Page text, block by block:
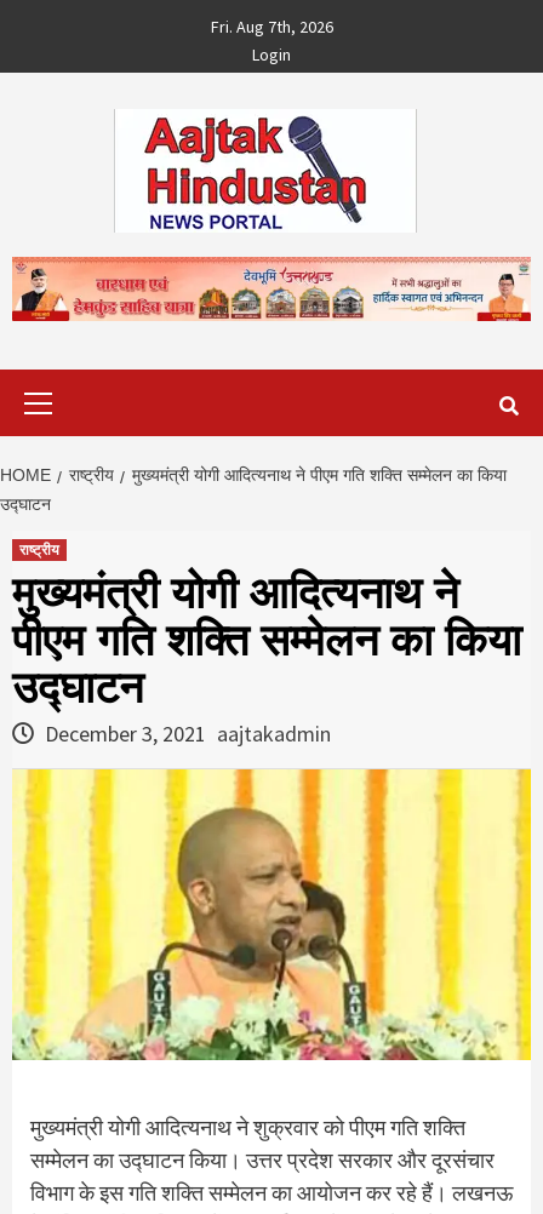
content
Fri. Aug 7th, 2026
Login
HOME राष्ट्रीय
मुख्यमंत्री योगी आदित्यनाथ ने पीएम गति शक्ति सम्मेलन का किया
उद्घाटन
राष्ट्रीय
मुख्यमंत्री योगी आदित्यनाथ ने
पीएम गति शक्ति सम्मेलन का किया
उद्घाटन
December 3, 2021 aajtakadmin
मुख्यमंत्री योगी आदित्यनाथ ने शुक्रवार को पीएम गति शक्ति
सम्मेलन का उद्घाटन किया। उत्तर प्रदेश सरकार और दूरसंचार
विभाग के इस गति शक्ति सम्मेलन का आयोजन कर रहे हैं। लखनऊ